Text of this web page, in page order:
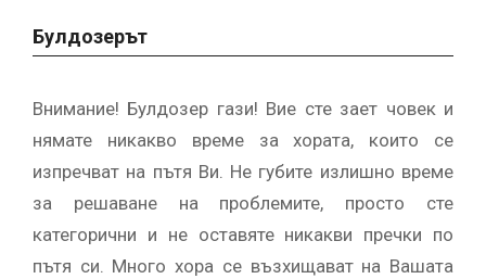
Булдозерът
Внимание! Булдозер гази! Вие сте зает човек и
нямате никакво време за хората, които се
изпречват на пътя Ви. Не губите излишно време
за решаване на проблемите, просто сте
категорични и не оставяте никакви пречки по
пътя си. Много хора се възхищават на Вашата